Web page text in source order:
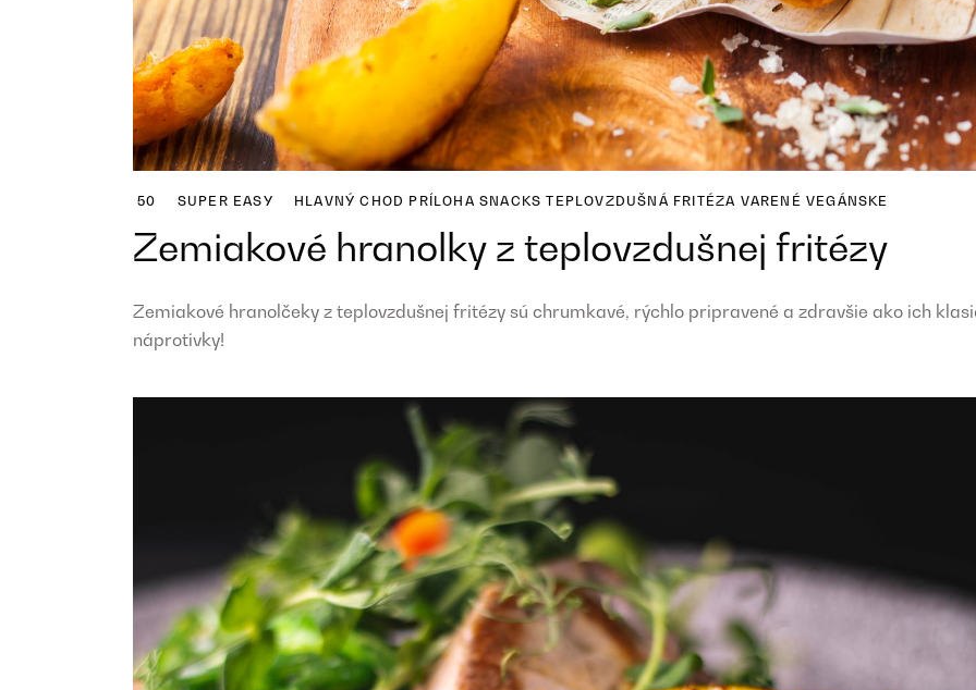
50 SUPER EASY HLAVNÝ CHOD PRÍLOHASNACKSTEPLOVZDUŠNÁ FRITÉZA VARENÉVEGÁNSKE
Zemiakové hranolky z teplovzdušnej fritézy
Zemiakové hranolčeky z teplovzdušnej fritézy sú chrumkavé, rýchlo pripravené a zdravšie ako ich
náprotivky!